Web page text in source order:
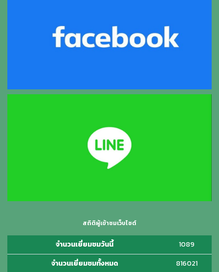
สถิติผู้เข้าชมเว็บไซต์
จำนวนเยี่ยมชมวันนี้
1089
จำนวนเยี่ยมชมทั้งหมด
816021